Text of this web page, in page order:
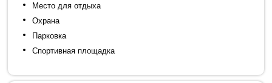
Место для отдыха
Охрана
Парковка
Спортивная площадка